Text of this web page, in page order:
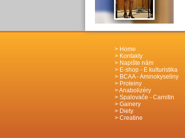
Home
Kontakty
Napište nám
E-shop - E kulturistika
BCAA - Aminokyseliny
Proteiny
Anabolizéry
Spalovače - Carnitin
Gainery
Diety
Creatine